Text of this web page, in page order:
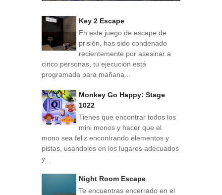
Key 2 Escape
En este juego de escape de
prisión, has sido condenado
recientemente por asesinar a
cinco personas, tu ejecución está
programada para mañana...
Monkey Go Happy: Stage
1022
Tienes que encontrar todos los
mini monos y hacer que el
mono sea feliz encontrando elementos y
pistas, usándolos en los lugares adecuados
y...
Night Room Escape
Te encuentras encerrado en el